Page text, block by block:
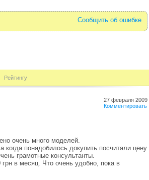
Сообщить об ошибке
Рейтингу
27 февраля 2009
Комментировать
очень много моделей.
когда понадобилось докупить посчитали цену
грамотные консультанты.
в месяц. Что очень удобно, пока в